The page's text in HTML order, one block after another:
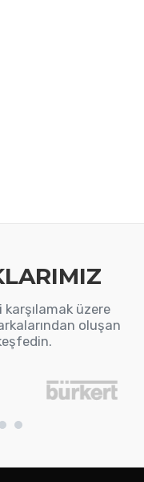
karşılamak üzere
oluşan